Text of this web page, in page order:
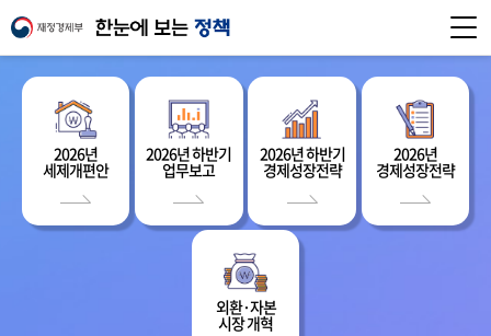
2026년
세제개편안
2026년 하반기
업무보고
2026년 하반기
경제성장전략
2026년
경제성장전략
외환·자본
시장 개혁